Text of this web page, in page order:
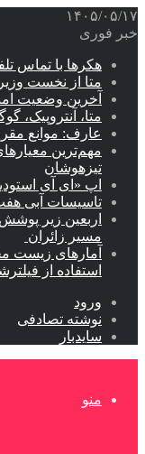
۱۴۰۵/۰۵/۱۷
خبر فوری
هکرها با تماس
متا از نخست
آخرین وضعیت
متا، آنتروپیک،
عارف: موانع
مهم‌ترین
تیزهوشان
اپ «ای آی
تاسیسات آبی
اربعین زیر پوشش
مسیر زائران
آمارهای زیست
استفاده از
ورود
نوشته تصادفی
سایدبار
منو